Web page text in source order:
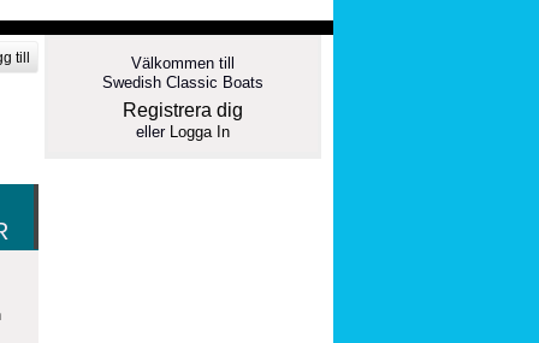
till
Välkommen till
Swedish Classic Boats
Registrera dig
eller Logga In